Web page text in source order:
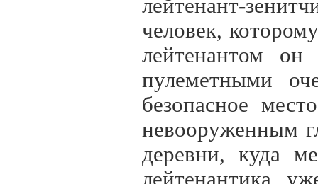
лейтенант-
человек,
лейтенантом
пулеметными
безопасное
невооруженным
деревни, куда